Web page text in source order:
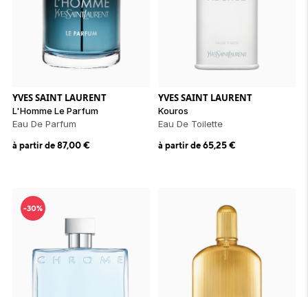
YVES SAINT LAURENT
L'Homme Le Parfum
Eau De Parfum
à partir de87,00€
YVES SAINT LAURENT
Kouros
Eau De Toilette
à partir de65,25€
-30%